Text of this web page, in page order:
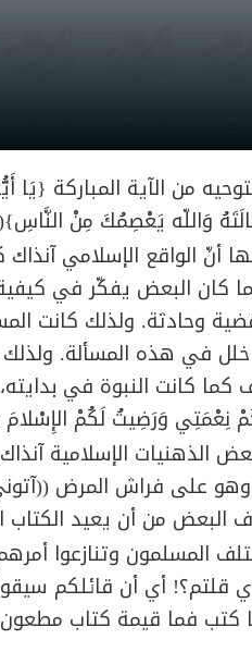
من الآية المباركة {يَا
وَاللّه يَعْصِمُكَ مِنْ
أنّ الواقع الإسلامي
كان البعض يفكّر في
وحادثة. ولذلك كانت
في هذه المسألة. ولذلك
كما كانت النبوة في
نِعْمَتِي وَرَضِيتُ لَكُمْ الإِسْلامَ
الذهنيات الإسلامية
وهو على فراش المرض
البعض من أن يعيد الكتاب
المسلمون وتنازعوا
قلتم؟! أي أن قائلكم
كتب فما قيمة كتاب